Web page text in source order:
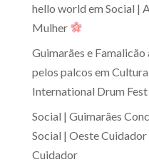
hello world em Social |
Mulher
Guimarães e Famalicão
pelos palcos em Cultura
International Drum Fest
Social | Guimarães
Social | Oeste
Cuidador